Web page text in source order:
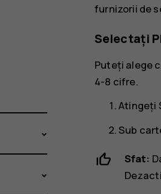
furnizorii de
Selectați
Puteți alege
4-8 cifre.
Atingeți
Sub
Sfat: